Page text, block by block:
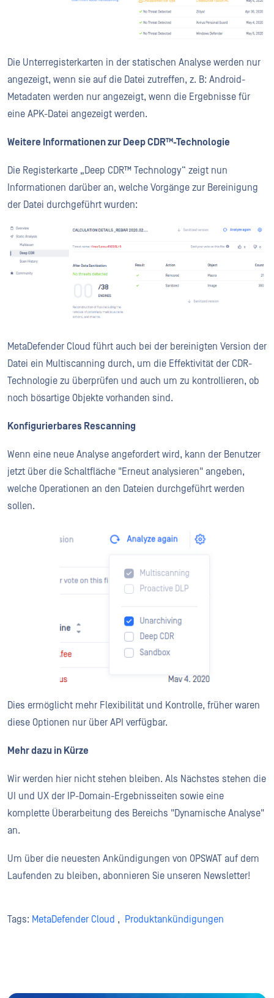
Die Unterregisterkarten in der statischen Analyse werden nur
angezeigt, wenn sie auf die Datei zutreffen, z. B: Android-
Metadaten werden nur angezeigt, wenn die Ergebnisse für
eine APK-Datei angezeigt werden.
Weitere Informationen zur Deep CDR™-Technologie
Die Registerkarte „Deep CDR™ Technology“ zeigt nun
Informationen darüber an, welche Vorgänge zur Bereinigung
der Datei durchgeführt wurden:
MetaDefender Cloud führt auch bei der bereinigten Version der
Datei ein Multiscanning durch, um die Effektivität der CDR-
Technologie zu überprüfen und auch um zu kontrollieren, ob
noch bösartige Objekte vorhanden sind.
Konfigurierbares Rescanning
Wenn eine neue Analyse angefordert wird, kann der Benutzer
jetzt über die Schaltfläche "Erneut analysieren" angeben,
welche Operationen an den Dateien durchgeführt werden
sollen.
Dies ermöglicht mehr Flexibilität und Kontrolle, früher waren
diese Optionen nur über API verfügbar.
Mehr dazu in Kürze
Wir werden hier nicht stehen bleiben. Als Nächstes stehen die
UI und UX der IP-Domain-Ergebnisseiten sowie eine
komplette Überarbeitung des Bereichs "Dynamische Analyse"
an.
Um über die neuesten Ankündigungen von OPSWAT auf dem
Laufenden zu bleiben, abonnieren Sie unseren Newsletter!
Tags: MetaDefender Cloud , Produktankündigungen